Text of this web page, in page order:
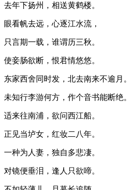
去年下扬州，相送黄鹤楼。
眼看帆去远，心逐江水流，
只言期一载，谁谓历三秋。
使妾肠欲断，恨君情悠悠。
东家西舍同时发，北去南来不逾月。
未知行李游何方，作个音书能断绝。
适来往南浦，欲问西江船。
正见当垆女，红妆二八年。
一种为人妻，独自多悲凄。
对镜便垂泪，逢人只欲啼。